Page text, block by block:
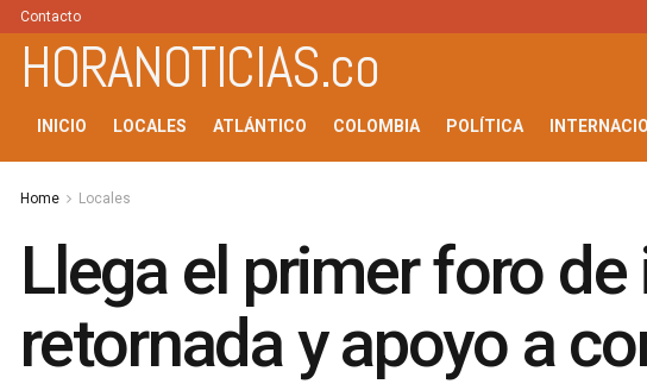
Contacto
HORANOTICIAS.co
INICIO LOCALES ATLÁNTICO COLOMBIA POLÍTICA
Home Locales
Llega el primer foro
retornada y apoyo a